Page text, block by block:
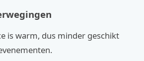
is warm, dus minder geschikt